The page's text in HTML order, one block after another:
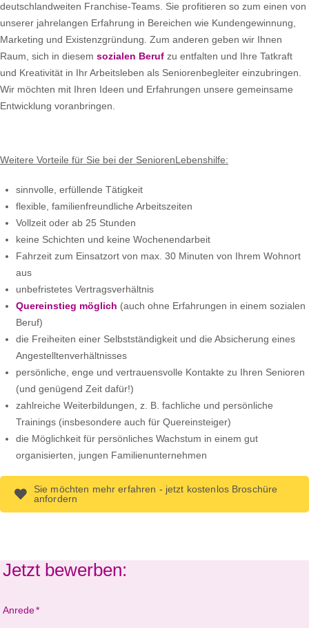
deutschlandweiten Franchise-Teams. Sie profitieren so zum einen von
unserer jahrelangen Erfahrung in Bereichen wie Kundengewinnung,
Marketing und Existenzgründung. Zum anderen geben wir Ihnen
Raum, sich in diesem sozialen Beruf zu entfalten und Ihre Tatkraft
und Kreativität in Ihr Arbeitsleben als Seniorenbegleiter einzubringen.
Wir möchten mit Ihren Ideen und Erfahrungen unsere gemeinsame
Entwicklung voranbringen.
Weitere Vorteile für Sie bei der SeniorenLebenshilfe:
sinnvolle, erfüllende Tätigkeit
flexible, familienfreundliche Arbeitszeiten
Vollzeit oder ab 25 Stunden
keine Schichten und keine Wochenendarbeit
Fahrzeit zum Einsatzort von max. 30 Minuten von Ihrem Wohnort
aus
unbefristetes Vertragsverhältnis
Quereinstieg möglich (auch ohne Erfahrungen in einem sozialen
Beruf)
die Freiheiten einer Selbstständigkeit und die Absicherung eines
Angestelltenverhältnisses
persönliche, enge und vertrauensvolle Kontakte zu Ihren Senioren
(und genügend Zeit dafür!)
zahlreiche Weiterbildungen, z. B. fachliche und persönliche
Trainings (insbesondere auch für Quereinsteiger)
die Möglichkeit für persönliches Wachstum in einem gut
organisierten, jungen Familienunternehmen
Sie möchten mehr erfahren - jetzt kostenlos Broschüre
anfordern
Jetzt bewerben:
Anrede*